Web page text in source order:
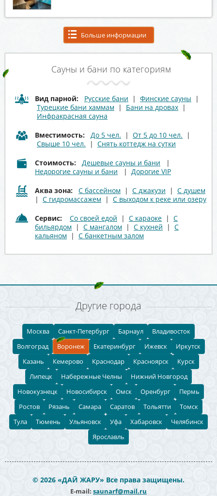
Больше информации
Сауны и бани по категориям
Вид парной: Русские бани | Финские сауны |
Турецкие бани хаммам | Бани на дровах |
Инфракрасная сауна
Вместимость: До 5 чел. | От 5 до 10 чел. |
Свыше 10 чел. | Снять коттедж на сутки
Стоимость: Дешевые сауны и бани |
Недорогие сауны и бани | Дорогие VIP
Аква зона: С бассейном | С джакузи | С душем
| С гидромассажем | С выходом к реке или озеру
Сервис: Со своей едой | С караоке | С
бильярдом | С мангалом | С кухней | С
кальяном | С банкетным залом
Другие города
Москва Санкт-Петербург Барнаул
Владивосток
Волгоград
Воронеж Екатеринбург Ижевск
Иркутск
Казань
Кемерово Краснодар Красноярск
Курск
Липецк
Набережные Челны
Нижний Новгород
Новокузнецк
Новосибирск Омск Оренбург
Пермь
Ростов
Рязань Самара Саратов Тольятти
Томск
Тула
Тюмень Ульяновск Уфа Хабаровск
Челябинск
Ярославль
© 2026 «ДАЙ ЖАРУ» Все права защищены.
E-mail: saunarf@mail.ru